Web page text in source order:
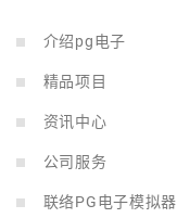
介绍pg电子
精品项目
资讯中心
公司服务
联络PG电子模拟器